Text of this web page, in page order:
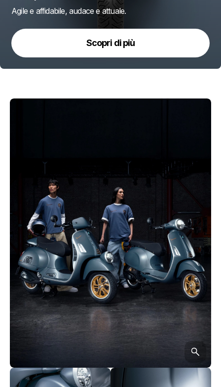
Agile e affidabile, audace e attuale.
Scopri di più